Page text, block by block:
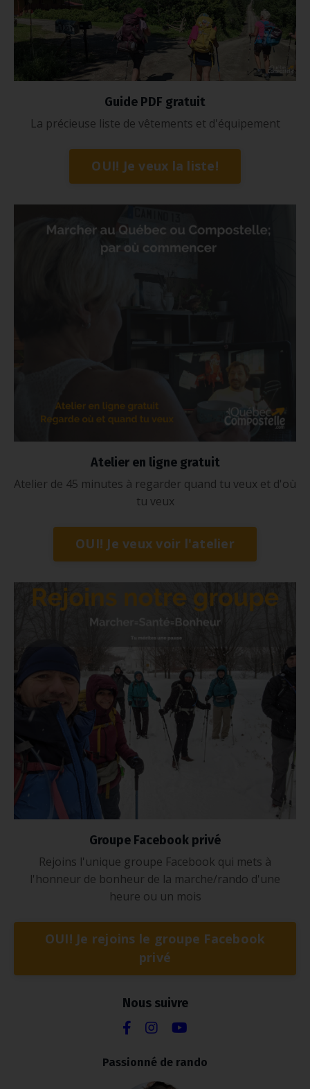
Guide PDF gratuit
La précieuse liste de vêtements et d'équipement
OUI! Je veux la liste!
Atelier en ligne gratuit
Atelier de 45 minutes à regarder quand tu veux et d'où
tu veux
OUI! Je veux voir l'atelier
Groupe Facebook privé
Rejoins l'unique groupe Facebook qui mets à
l'honneur de bonheur de la marche/rando d'une
heure ou un mois
OUI! Je rejoins le groupe Facebook
privé
Nous suivre
Passionné de rando